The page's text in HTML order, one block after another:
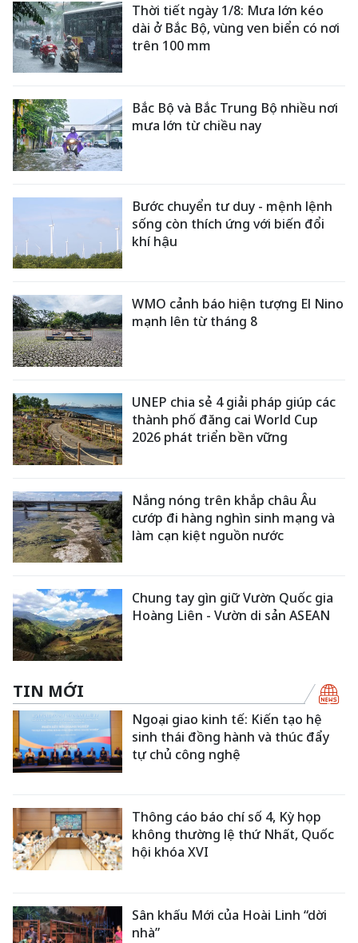
Thời tiết ngày 1/8: Mưa lớn kéo
dài ở Bắc Bộ, vùng ven biển có nơi
trên 100 mm
Bắc Bộ và Bắc Trung Bộ nhiều nơi
mưa lớn từ chiều nay
Bước chuyển tư duy - mệnh lệnh
sống còn thích ứng với biến đổi
khí hậu
WMO cảnh báo hiện tượng El Nino
mạnh lên từ tháng 8
UNEP chia sẻ 4 giải pháp giúp các
thành phố đăng cai World Cup
2026 phát triển bền vững
Nắng nóng trên khắp châu Âu
cướp đi hàng nghìn sinh mạng và
làm cạn kiệt nguồn nước
Chung tay gìn giữ Vườn Quốc gia
Hoàng Liên - Vườn di sản ASEAN
TIN MỚI
Ngoại giao kinh tế: Kiến tạo hệ
sinh thái đồng hành và thúc đẩy
tự chủ công nghệ
Thông cáo báo chí số 4, Kỳ họp
không thường lệ thứ Nhất, Quốc
hội khóa XVI
Sân khấu Mới của Hoài Linh “dời
nhà”